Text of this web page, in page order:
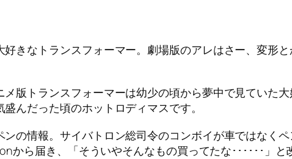
きなトランスフォーマー。劇場版のアレはさー、変形
版トランスフォーマーは幼少の頃から夢中で見ていた
んだった頃のホットロディマスです。
の情報。サイバトロン総司令のコンボイが車ではなく
ら届き、「そういやそんなもの買ってたな･･････」と